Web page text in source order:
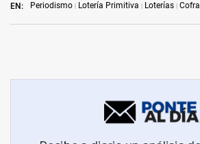
EN: Periodismo Lotería Primitiva Loterías